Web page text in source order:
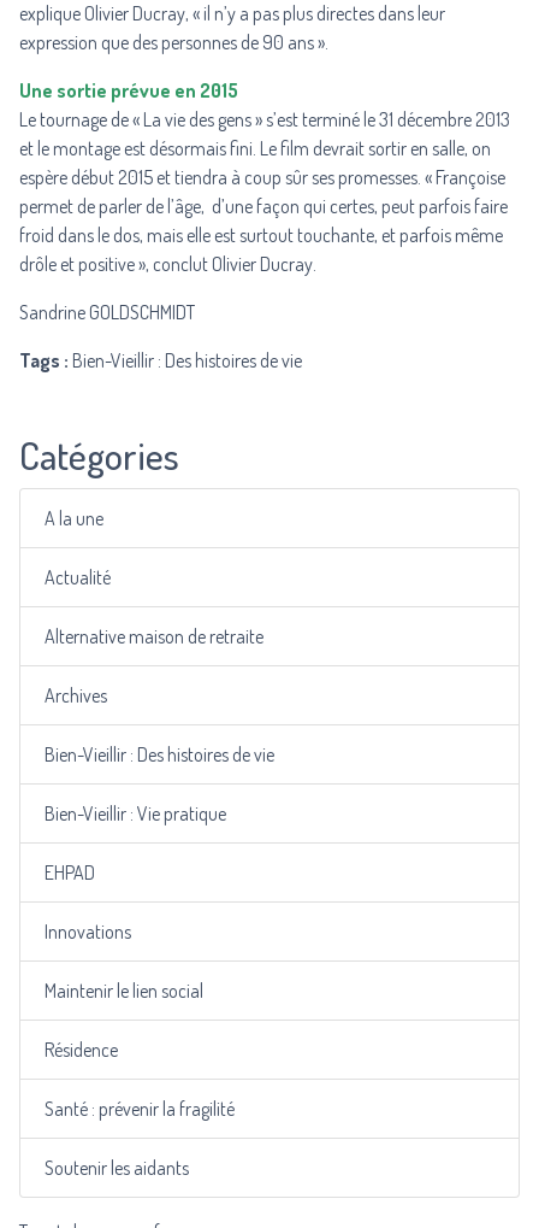
explique Olivier Ducray, « il n’y a pas plus directes dans leur
expression que des personnes de 90 ans ».
Une sortie prévue en 2015
Le tournage de « La vie des gens » s’est terminé le 31 décembre 2013
et le montage est désormais fini. Le film devrait sortir en salle, on
espère début 2015 et tiendra à coup sûr ses promesses. « Françoise
permet de parler de l’âge, d’une façon qui certes, peut parfois faire
froid dans le dos, mais elle est surtout touchante, et parfois même
drôle et positive », conclut Olivier Ducray.
Sandrine GOLDSCHMIDT
Tags : Bien-Vieillir : Des histoires de vie
Catégories
A la une
Actualité
Alternative maison de retraite
Archives
Bien-Vieillir : Des histoires de vie
Bien-Vieillir : Vie pratique
EHPAD
Innovations
Maintenir le lien social
Résidence
Santé : prévenir la fragilité
Soutenir les aidants